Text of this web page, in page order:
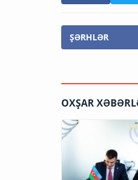
ŞƏRHLƏR
OXŞAR